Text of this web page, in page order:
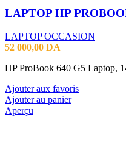
LAPTOP HP
LAPTOP OCCASION
52 000,00 DA
HP ProBook 640 G5 Laptop,
Ajouter aux favoris
Ajouter au panier
Aperçu